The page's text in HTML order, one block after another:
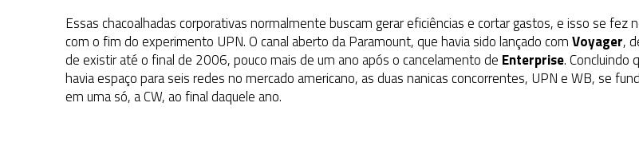
Essas chacoalhadas corporativas normalmente buscam gerar eficiências e cortar gastos, e isso se fez
com o fim do experimento UPN. O canal aberto da Paramount, que havia sido lançado comVoyager,
de existir até o final de 2006, pouco mais de um ano após o cancelamento de Enterprise. Concluindo
havia espaço para seis redes no mercado americano, as duas nanicas concorrentes, UPN e WB, se
em uma só, a CW, ao final daquele ano.